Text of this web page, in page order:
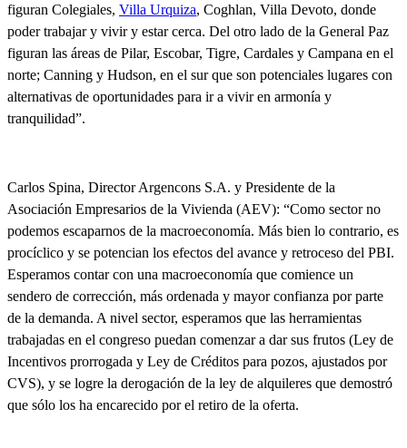
figuran Colegiales, Villa Urquiza, Coghlan, Villa Devoto, donde
poder trabajar y vivir y estar cerca. Del otro lado de la General Paz
figuran las áreas de Pilar, Escobar, Tigre, Cardales y Campana en el
norte; Canning y Hudson, en el sur que son potenciales lugares con
alternativas de oportunidades para ir a vivir en armonía y
tranquilidad”.
Carlos Spina, Director Argencons S.A. y Presidente de la
Asociación Empresarios de la Vivienda (AEV): “Como sector no
podemos escaparnos de la macroeconomía. Más bien lo contrario, es
procíclico y se potencian los efectos del avance y retroceso del PBI.
Esperamos contar con una macroeconomía que comience un
sendero de corrección, más ordenada y mayor confianza por parte
de la demanda. A nivel sector, esperamos que las herramientas
trabajadas en el congreso puedan comenzar a dar sus frutos (Ley de
Incentivos prorrogada y Ley de Créditos para pozos, ajustados por
CVS), y se logre la derogación de la ley de alquileres que demostró
que sólo los ha encarecido por el retiro de la oferta.